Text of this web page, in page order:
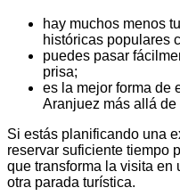
hay muchos menos
históricas populares
puedes pasar
prisa;
es la mejor forma de
Aranjuez más allá
Si estás planificando una
reservar suficiente tiempo
que transforma la visita en
otra parada turística.